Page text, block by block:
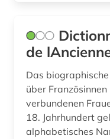
de
Das
über
verbundenen
18. Jahrhundert
alphabetisches